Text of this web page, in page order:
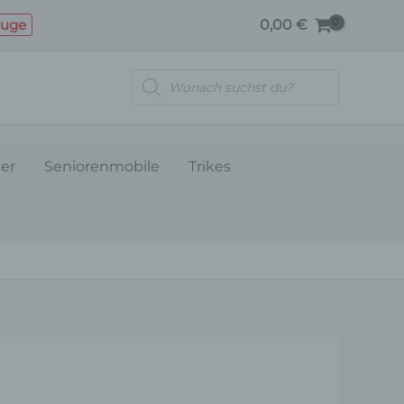
0,00 €
Products
search
Seniorenmobile Trikes